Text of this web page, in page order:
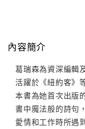
內容簡介
葛瑞森為資深編輯
活躍於《紐約客》
本書為她首次出版
書中魔法般的詩句
愛情和工作時所遇